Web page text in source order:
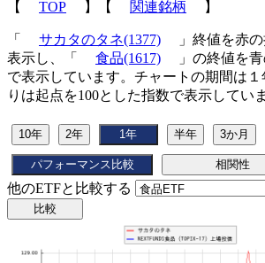
【 TOP 】【 関連銘柄 】
「 サカタのタネ(1377)
」終値を赤
表示し、「
食品(1617)
」の終値を
で表示しています。チャートの期間は
りは起点を100とした指数で表示してい
他のETFと比較する